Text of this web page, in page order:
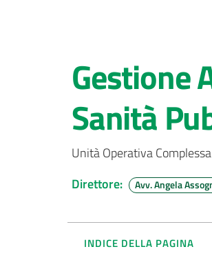
Gestione
Sanità
Unità Operativa Complessa
Direttore: Avv. Angela
INDICE DELLA PAGINA